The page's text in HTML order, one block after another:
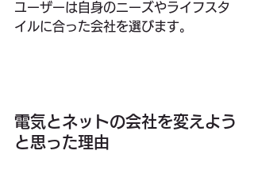
ユーザーは自身のニーズやライフスタ
イルに合った会社を選びます。
電気とネットの会社を変えよう
と思った理由